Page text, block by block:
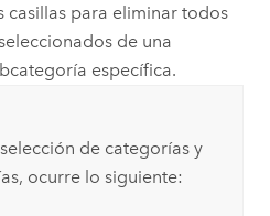
casillas para eliminar todos
de una
específica.
de categorías y
ocurre lo siguiente: